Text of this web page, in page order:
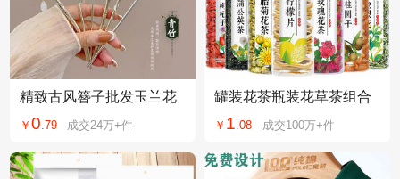
精致古风簪子批发玉兰花
级感u型发簪发饰
￥ 0 79 成交24万+件
罐装花茶瓶装花草茶组合
茶水果茶批发
￥ 1 .08 成交100万+件